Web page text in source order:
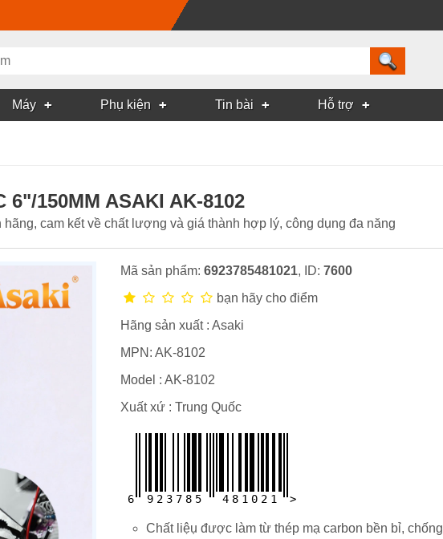
Máy Phụ kiện Tin bài Hỗ trợ
6"/150MM ASAKI AK-8102
cam kết về chất lượng và giá thành hợp lý, công dụng đa năng
Mã sản phẩm:6923785481021, ID:7600
bạn hãy cho điểm
Hãng sản xuất :Asaki
MPN:AK-8102
Model :AK-8102
Xuất xứ : Trung Quốc
6 9 2 3 7 8 5 4 8 1 0 2 1 >
Chất liệụ được làm từ thép mạ carbon bền bỉ,